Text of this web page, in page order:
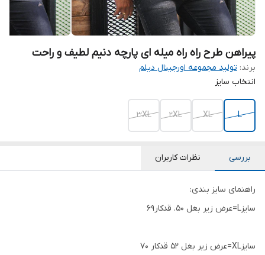
پیراهن طرح راه راه میله ای پارچه دنیم لطیف و راحت
برند: تولید مجموعه اورجینال دیلم
انتخاب سایز
L
XL
2XL
3XL
بررسی نظرات کاربران
راهنمای سایز بندی:
سایزL=عرض زیر بغل 50. قدکار69
سایزXL=عرض زیر بغل 52 قدکار 70